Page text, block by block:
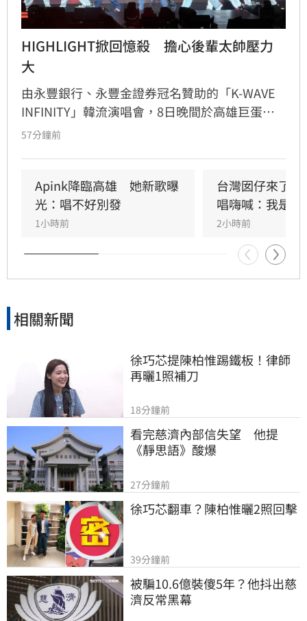
HIGHLIGHT掀回憶殺　擔心後輩太帥壓力
大
由永豐銀行、永豐金證券冠名贊助的「K-WAVE
INFINITY」韓流演唱會，8日晚間於高雄巨蛋熱
力開唱，集結NEWBEAT、FLARE U、CRAVITY、
熱情應援，尖叫與歡呼聲一路未停，最後由
HIGHLIGHT壓軸接管舞台，將現場氣氛推向最高
潮。
57分鐘前
Apink降臨高雄　她新歌曝
光：唱不好別發
1小時前
台灣囡仔來了
唱嗨喊：我是誰
2小時前
相關新聞
徐巧芯提陳柏惟踢鐵板！律師
再曬1照補刀
18分鐘前
看完慈濟內部信失望　他提
《靜思語》酸爆
27分鐘前
徐巧芯翻車？陳柏惟曬2照回擊
39分鐘前
被騙10.6億裝傻5年？他抖出慈
濟反常黑幕